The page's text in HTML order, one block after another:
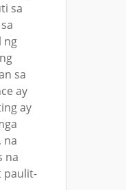
sa
ng
sa
ay
ay
na
na
paulit-